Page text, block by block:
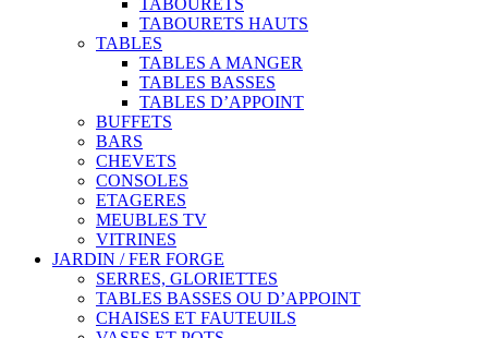
TABOURETS
TABOURETS HAUTS
TABLES
TABLES A MANGER
TABLES BASSES
TABLES D’APPOINT
BUFFETS
BARS
CHEVETS
CONSOLES
ETAGERES
MEUBLES TV
VITRINES
JARDIN / FER FORGE
SERRES, GLORIETTES
TABLES BASSES OU D’APPOINT
CHAISES ET FAUTEUILS